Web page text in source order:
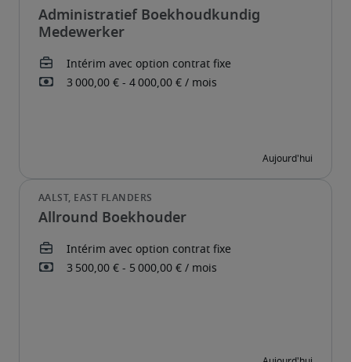
Administratief Boekhoudkundig
Medewerker
Allround Boekhouder